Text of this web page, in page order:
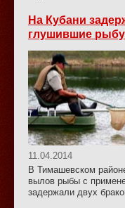
На Кубани
глушившие рыбу
11.04.2014
В Тимашевском
вылов рыбы с
задержали двух